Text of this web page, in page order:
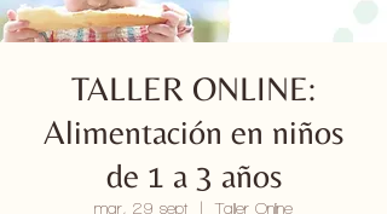
TALLER ONLINE:
Alimentación en niños
de 1 a 3 años
mar, 29 sept
  |
Taller Online